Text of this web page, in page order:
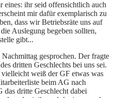
eines: ihr seid offensichtlich auch
mir dafür exemplarisch zu
dass wir Betriebsräte uns auf
Auslegung begeben sollten,
gibt...
gesprochen. Der fragte
dritten Geschlechts bei uns sei.
weiß der GF etwas was
beim AG nach
das dritte Geschlecht dabei